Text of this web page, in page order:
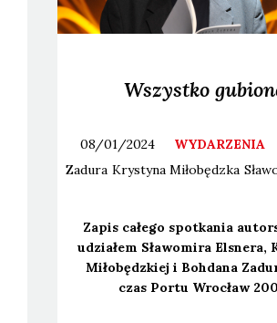
Wszystko
08/01/2024 WYDARZENIA
Zadura Krystyna Miłobędzka
Zapis całe­go spo­tka­nia
udzia­łem Sła­wo­mi­ra Elsne­ra,
Miło­będz­kiej i Boh­da­na
czas Por­tu Wro­cław